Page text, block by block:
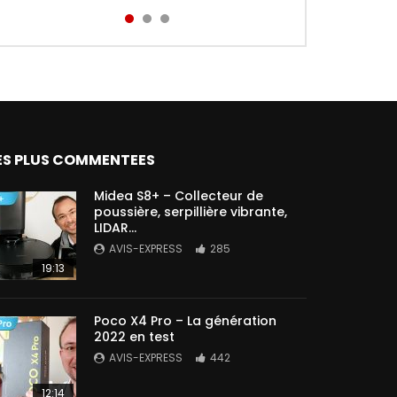
PLUS COMMENTEES
19:13
Midea S8+ – Collecteur de
poussière, serpillière vibrante,
LIDAR…
AVIS-EXPRESS 285
12:14
Poco X4 Pro – La génération
2022 en test
AVIS-EXPRESS 442